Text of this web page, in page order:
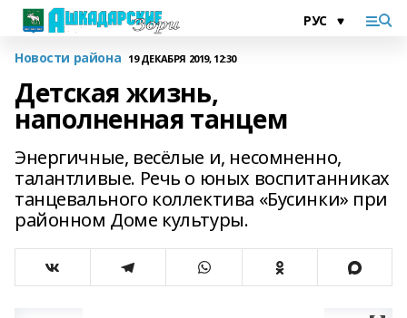
Новости района 19 ДЕКАБРЯ 2019, 12:30
Детская жизнь,
наполненная танцем
Энергичные, весёлые и, несомненно,
талантливые. Речь о юных воспитанниках
танцевального коллектива «Бусинки» при
районном Доме культуры.